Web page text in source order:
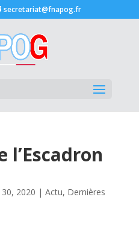
secretariat@fnapog.fr
l’Escadron
30, 2020 | Actu, Dernières